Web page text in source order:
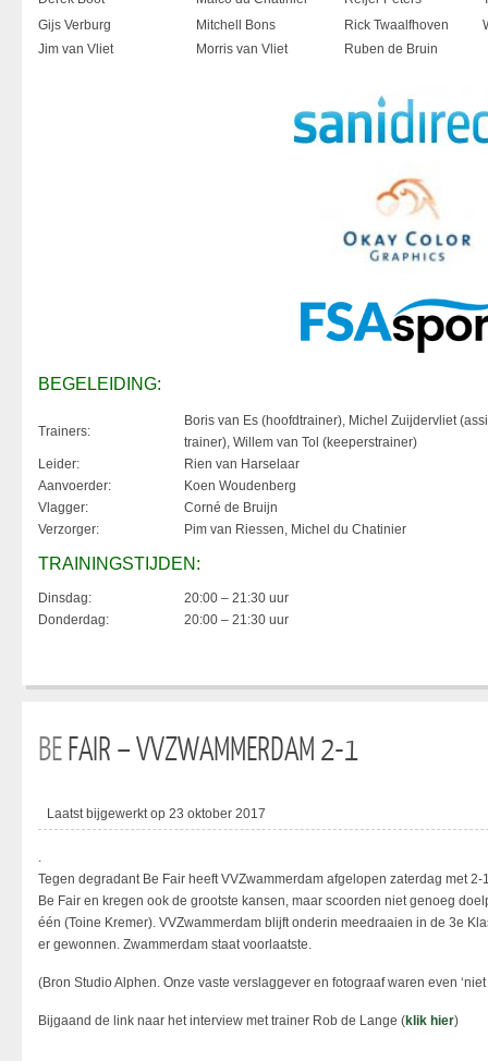
Gijs Verburg
Mitchell Bons Rick Twaalfhoven
Jim van Vliet
Morris van Vliet Ruben de Bruin
BEGELEIDING:
Trainers:
Boris van Es (hoofdtrainer), Michel Zuijdervliet
trainer), Willem van Tol (keeperstrainer)
Leider:
Rien van Harselaar
Aanvoerder:
Koen Woudenberg
Vlagger:
Corné de Bruijn
Verzorger:
Pim van Riessen, Michel du Chatinier
TRAININGSTIJDEN:
Dinsdag:
20:00 – 21:30 uur
Donderdag:
20:00 – 21:30 uur
BEFAIR – VVZWAMMERDAM 2-1
Laatst bijgewerkt op 23 oktober 2017
.
Tegen degradant Be Fair heeft VVZwammerdam afgelopen zaterdag met
Be Fair en kregen ook de grootste kansen, maar scoorden niet genoeg
één (Toine Kremer). VVZwammerdam blijft onderin meedraaien in de 3e
er gewonnen. Zwammerdam staat voorlaatste.
(Bron Studio Alphen. Onze vaste verslaggever en fotograaf waren even
Bijgaand de link naar het interview met trainer Rob de Lange (klik hier)